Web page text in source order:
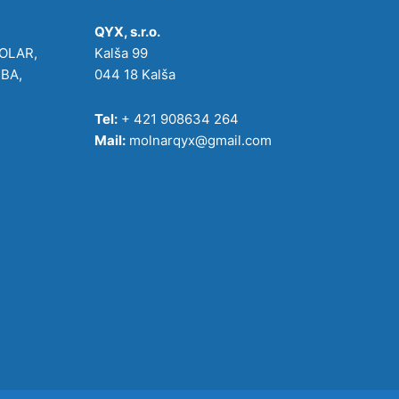
QYX, s.r.o.
Kalša 99
044 18 Kalša
Tel: + 421 908634 264
Mail: molnarqyx@gmail.com